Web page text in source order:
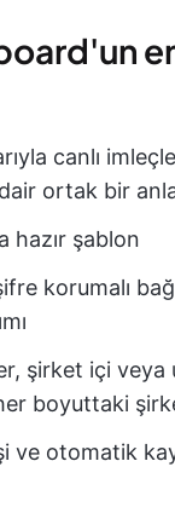
canlı
ortak bir
hazır şablon
korumalı
şirket içi veya
boyuttaki
ve otomatik